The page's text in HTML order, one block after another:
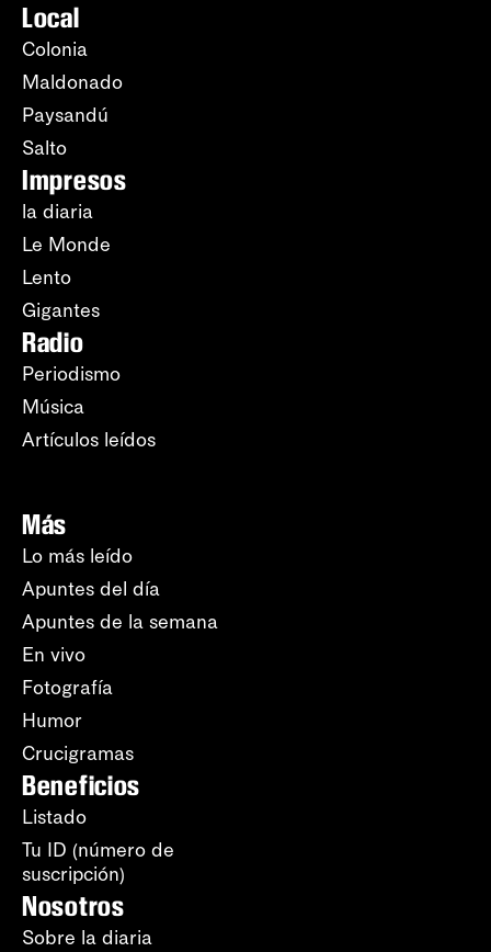
Local
Colonia
Maldonado
Paysandú
Salto
Impresos
la diaria
Le Monde
Lento
Gigantes
Radio
Periodismo
Música
Artículos leídos
Más
Lo más leído
Apuntes del día
Apuntes de la semana
En vivo
Fotografía
Humor
Crucigramas
Beneficios
Listado
Tu ID (número de
suscripción)
Nosotros
Sobre la diaria